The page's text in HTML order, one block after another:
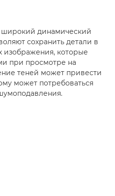
динамический
сохранить детали в
изображения, которые
при просмотре на
теней может привести
может потребоваться